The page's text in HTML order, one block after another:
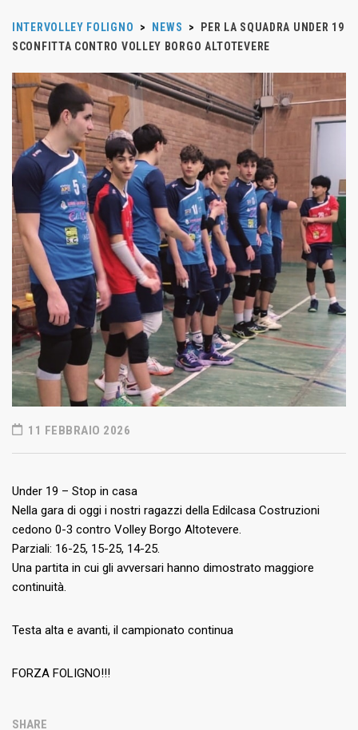
INTERVOLLEY FOLIGNO > NEWS >
PER LA SQUADRA UNDER 19
SCONFITTA CONTRO VOLLEY BORGO ALTOTEVERE
11 FEBBRAIO 2026
Under 19 – Stop in casa
Nella gara di oggi i nostri ragazzi della Edilcasa Costruzioni
cedono 0-3 contro Volley Borgo Altotevere.
Parziali: 16-25, 15-25, 14-25.
Una partita in cui gli avversari hanno dimostrato maggiore
continuità.
Testa alta e avanti, il campionato continua
FORZA FOLIGNO!!!
SHARE